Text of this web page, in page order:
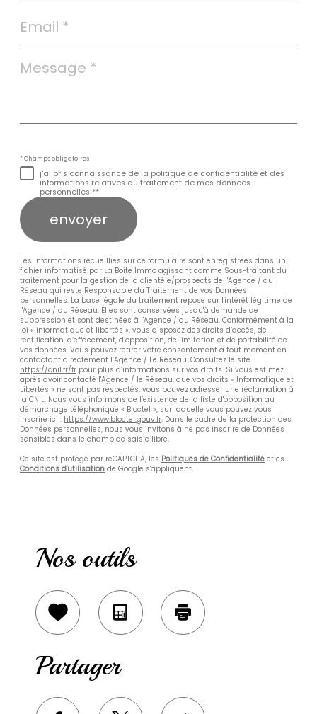
*
Message
*
* Champs obligatoires
j'ai pris connaissance de la politique de confidentialité et des
informations relatives au traitement de mes données
personnelles **
envoyer
Les informations recueillies sur ce formulaire sont enregistrées dans un
fichier informatisé par La Boite Immo agissant comme Sous-traitant du
traitement pour la gestion de la clientèle/prospects de l'Agence / du
Réseau qui reste Responsable du Traitement de vos Données
personnelles. La base légale du traitement repose sur l'intérêt légitime de
l'Agence / du Réseau. Elles sont conservées jusqu'à demande de
suppression et sont destinées à l'Agence / au Réseau. Conformément à la
loi « informatique et libertés », vous disposez des droits d’accès, de
rectification, d’effacement, d’opposition, de limitation et de portabilité de
vos données. Vous pouvez retirer votre consentement à tout moment en
contactant directement l’Agence / Le Réseau. Consultez le site
https://cnil.fr/fr pour plus d’informations sur vos droits. Si vous estimez,
après avoir contacté l'Agence / le Réseau, que vos droits « Informatique et
Libertés » ne sont pas respectés, vous pouvez adresser une réclamation à
la CNIL. Nous vous informons de l’existence de la liste d'opposition au
démarchage téléphonique « Bloctel », sur laquelle vous pouvez vous
inscrire ici : https://www.bloctel.gouv.fr . Dans le cadre de la protection des
Données personnelles, nous vous invitons à ne pas inscrire de Données
sensibles dans le champ de saisie libre.
Ce site est protégé par reCAPTCHA, les Politiques de Confidentialité et es
Conditions d'utilisation de Google s'appliquent.
Nos outils
SélectionnerCalculatriceImprimer
Partager